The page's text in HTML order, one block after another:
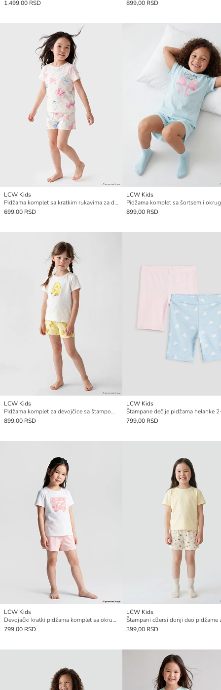
1.499,00 RSD 899,00 RSD
LCW Kids
Pidžama komplet sa kratkim rukavima za devojčice sa okruglim izrezom i štampom
699,00 RSD
LCW Kids
899,00 RSD
LCW Kids
Pidžama komplet za devojčice sa štampom pilića
899,00 RSD
LCW Kids
799,00 RSD
LCW Kids
Devojački kratki pidžama komplet sa okruglim izrezom
799,00 RSD
LCW Kids
399,00 RSD